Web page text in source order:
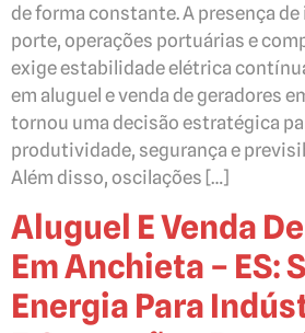
de forma constante. A presença
porte, operações portuárias e
exige estabilidade elétrica
em aluguel e venda de geradores
tornou uma decisão estratégica
produtividade, segurança e
Além disso, oscilações […]
Aluguel E Venda
Em Anchieta – ES:
Energia Para